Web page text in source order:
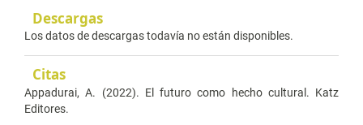
Descargas
Los datos de descargas todavía no están disponibles.
Citas
Appadurai, A. (2022). El futuro como hecho cultural. Katz
Editores.